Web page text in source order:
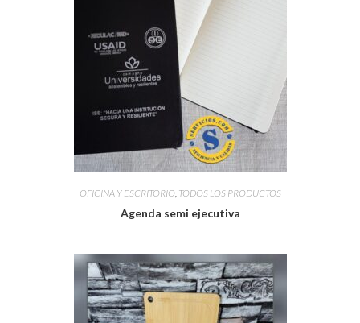
OFICINA Y ESCRITORIO, TODOS LOS PRODUCTOS
Agenda semi ejecutiva